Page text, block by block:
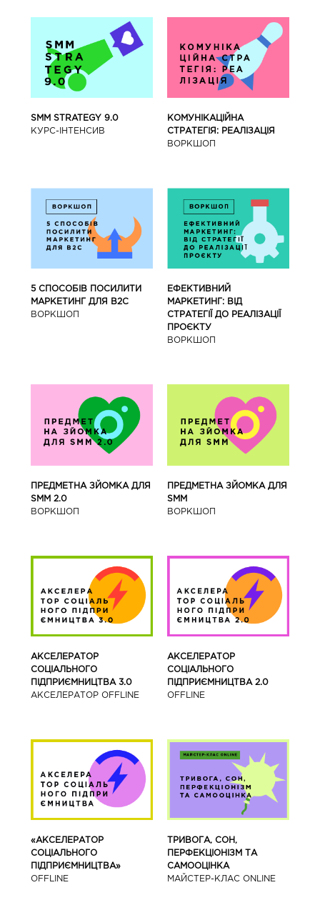
SMM STRATEGY 9.0
КУРС-IНТЕНСИВ
КОМУНІКАЦІЙНА
СТРАТЕГІЯ: РЕАЛІЗАЦІЯ
ВОРКШОП
5 СПОСОБІВ ПОСИЛИТИ
МАРКЕТИНГ ДЛЯ В2С
ВОРКШОП
ЕФЕКТИВНИЙ
МАРКЕТИНГ: ВІД
СТРАТЕГІЇ ДО РЕАЛІЗАЦІЇ
ПРОЄКТУ
ВОРКШОП
ПРЕДМЕТНА ЗЙОМКА ДЛЯ
SMM 2.0
ВОРКШОП
ПРЕДМЕТНА ЗЙОМКА ДЛЯ
SMM
ВОРКШОП
АКСЕЛЕРАТОР
СОЦІАЛЬНОГО
ПІДПРИЄМНИЦТВА 3.0
АКСЕЛЕРАТОР OFFLINE
АКСЕЛЕРАТОР
СОЦІАЛЬНОГО
ПІДПРИЄМНИЦТВА 2.0
OFFLINE
«АКСЕЛЕРАТОР
СОЦІАЛЬНОГО
ПІДПРИЄМНИЦТВА»
OFFLINE
ТРИВОГА, СОН,
ПЕРФЕКЦІОНІЗМ ТА
САМООЦІНКА
МАЙСТЕР-КЛАС ONLINE